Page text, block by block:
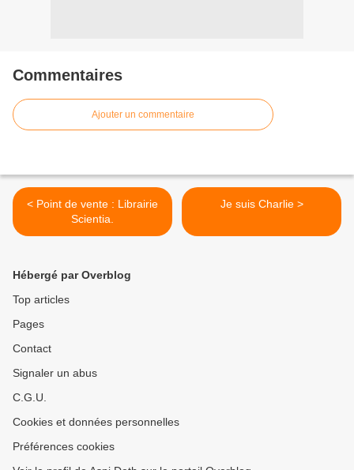
Commentaires
Ajouter un commentaire
< Point de vente : Librairie
Scientia.
Je suis Charlie >
Hébergé par Overblog
Top articles
Pages
Contact
Signaler un abus
C.G.U.
Cookies et données personnelles
Préférences cookies